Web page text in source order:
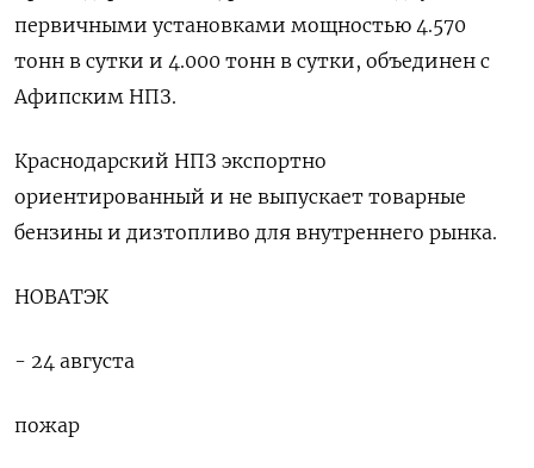
первичными установками мощностью 4.‍570
тонн в сутки и 4.000 тонн в сутки, объединен с
Афипским НПЗ.
Краснодарский НПЗ экспортно
ориентированный и не выпускает товарные
бензины и дизтопливо для внутреннего рынка.
НОВАТЭК
- 24 августа
пожар